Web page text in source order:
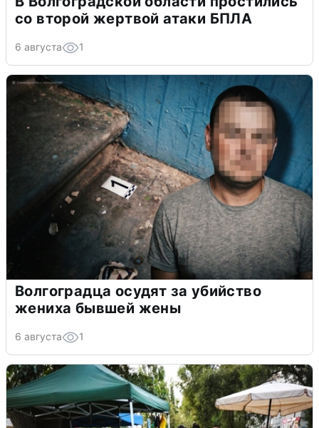
со второй жертвой атаки БПЛА
6 августа 1
Волгоградца осудят за убийство
жениха бывшей жены
6 августа 1